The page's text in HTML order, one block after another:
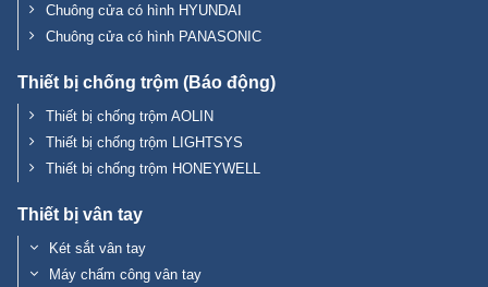
Chuông cửa có hình HYUNDAI
Chuông cửa có hình PANASONIC
Thiết bị chống trộm (Báo động)
Thiết bị chống trộm AOLIN
Thiết bị chống trộm LIGHTSYS
Thiết bị chống trộm HONEYWELL
Thiết bị vân tay
Két sắt vân tay
Máy chấm công vân tay